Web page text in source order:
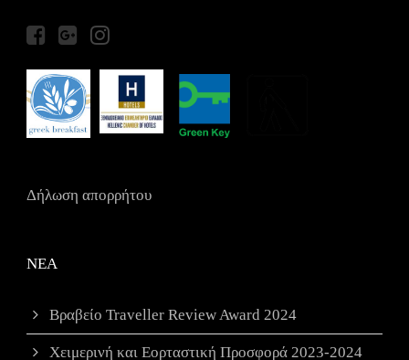
Δήλωση απορρήτου
ΝΕΑ
Βραβείο Traveller Review Award 2024
Χειμερινή και Εορταστική Προσφορά 2023-2024